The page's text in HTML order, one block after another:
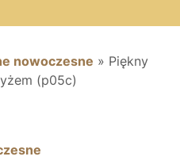
nowoczesne » Piękny
(p05c)